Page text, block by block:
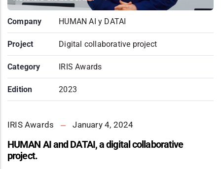
Company HUMAN AI y DATAI
Project Digital collaborative project
Category IRIS Awards
Edition 2023
IRIS Awards January 4, 2024
HUMAN AI and DATAI, a digital collaborative
project.